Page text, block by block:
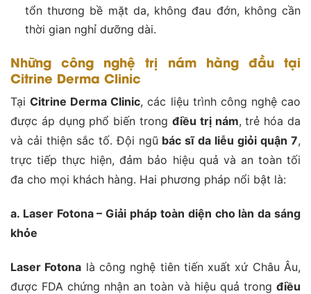
tổn thương bề mặt da, không đau đớn, không cần
thời gian nghỉ dưỡng dài.
Những công nghệ trị nám hàng đầu tại
Citrine Derma Clinic
TạiCitrine Derma Clinic, các liệu trình công nghệ cao
được áp dụng phổ biến trong điều trị nám, trẻ hóa da
và cải thiện sắc tố. Đội ngũ bác sĩ da liễu giỏi quận 7,
trực tiếp thực hiện, đảm bảo hiệu quả và an toàn tối
đa cho mọi khách hàng. Hai phương pháp nổi bật là:
a. Laser Fotona – Giải pháp toàn diện cho làn da sáng
khỏe
Laser Fotona là công nghệ tiên tiến xuất xứ Châu Âu,
được FDA chứng nhận an toàn và hiệu quả trong điều